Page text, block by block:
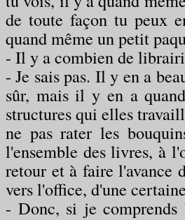
de toute façon tu peux
quand même un petit
- Il y a combien de
- Je sais pas. Il y en a
sûr, mais il y en a
structures qui elles
ne pas rater les
l'ensemble des livres, à
retour et à faire l'avance
vers l'office, d'une
- Donc, si je comprends